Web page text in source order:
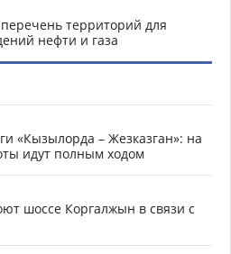
территорий для
нефти и газа
«Кызылорда – Жезказган»: на
идут полным ходом
шоссе Коргалжын в связи с